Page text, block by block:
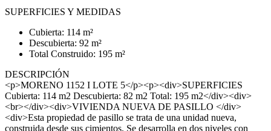
SUPERFICIES Y MEDIDAS
Cubierta: 114 m²
Descubierta: 92 m²
Total Construido: 195 m²
DESCRIPCIÓN
<p>MORENO 1152 I LOTE 5</p><p><div>SUPERFICIES
Cubierta: 114 m2 Descubierta: 82 m2 Total: 195 m2</div><div>
<br></div><div>VIVIENDA NUEVA DE PASILLO </div>
<div>Esta propiedad de pasillo se trata de una unidad nueva,
construida desde sus cimientos. Se desarrolla en dos niveles con